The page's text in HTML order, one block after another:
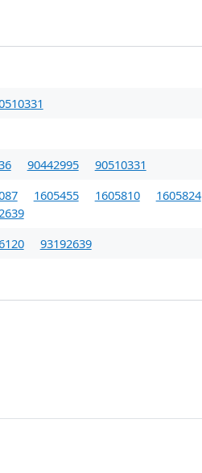
90442995
90510331
1605455 1605810 1605824
93192639